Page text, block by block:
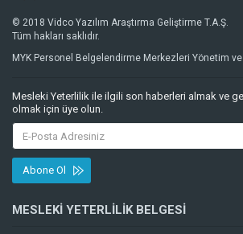
© 2018 Vidco Yazılım Araştırma Geliştirme T.A.Ş.
Tüm hakları saklıdır.
MYK Personel Belgelendirme Merkezleri Yönetim ve
Mesleki Yeterlilik ile ilgili son haberleri almak ve
olmak için üye olun.
Abone Ol
MESLEKI YETERLILIK BELGESI